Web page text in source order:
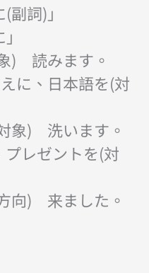
詞)」
) 読みます。
に、日本語を(対
象) 洗います。
レゼントを(対
向) 来ました。